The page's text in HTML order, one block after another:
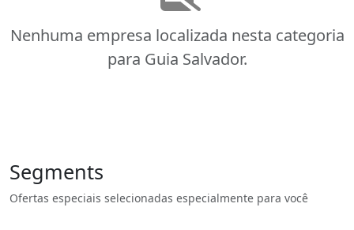
Nenhuma empresa localizada nesta categoria
para Guia Salvador.
Segments
Ofertas especiais selecionadas especialmente para você